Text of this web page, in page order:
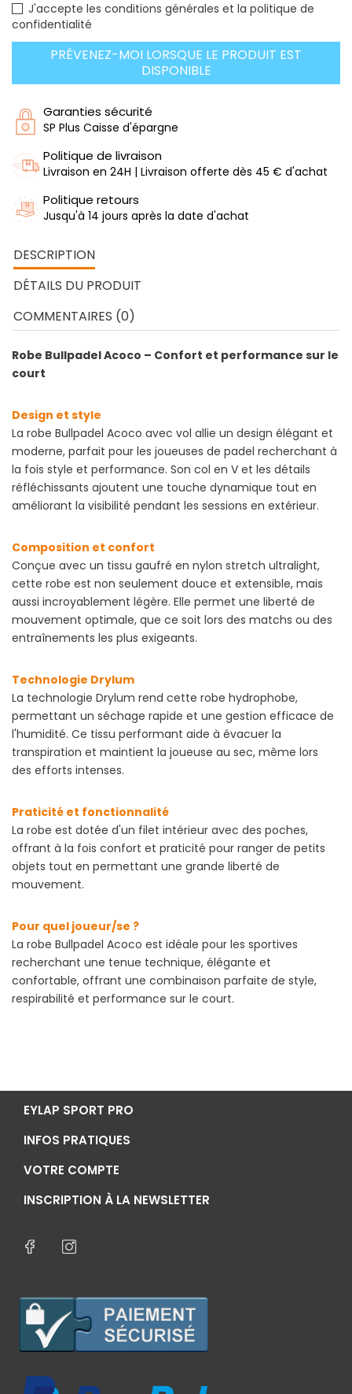
J'accepte les conditions générales et la politique de
confidentialité
PRÉVENEZ-MOI LORSQUE LE PRODUIT EST
DISPONIBLE
Garanties sécurité
SP Plus Caisse d'épargne
Politique de livraison
Livraison en 24H | Livraison offerte dès 45 € d'achat
Politique retours
Jusqu'à 14 jours après la date d'achat
DESCRIPTION
DÉTAILS DU PRODUIT
COMMENTAIRES (0)
Robe Bullpadel Acoco – Confort et performance sur le
court
Design et style
La robe Bullpadel Acoco avec vol allie un design élégant et
moderne, parfait pour les joueuses de padel recherchant à
la fois style et performance. Son col en V et les détails
réfléchissants ajoutent une touche dynamique tout en
améliorant la visibilité pendant les sessions en extérieur.
Composition et confort
Conçue avec un tissu gaufré en nylon stretch ultralight,
cette robe est non seulement douce et extensible, mais
aussi incroyablement légère. Elle permet une liberté de
mouvement optimale, que ce soit lors des matchs ou des
entraînements les plus exigeants.
Technologie Drylum
La technologie Drylum rend cette robe hydrophobe,
permettant un séchage rapide et une gestion efficace de
l'humidité. Ce tissu performant aide à évacuer la
transpiration et maintient la joueuse au sec, même lors
des efforts intenses.
Praticité et fonctionnalité
La robe est dotée d'un filet intérieur avec des poches,
offrant à la fois confort et praticité pour ranger de petits
objets tout en permettant une grande liberté de
mouvement.
Pour quel joueur/se ?
La robe Bullpadel Acoco est idéale pour les sportives
recherchant une tenue technique, élégante et
confortable, offrant une combinaison parfaite de style,
respirabilité et performance sur le court.
EYLAP SPORT PRO
INFOS PRATIQUES
VOTRE COMPTE
INSCRIPTION À LA NEWSLETTER